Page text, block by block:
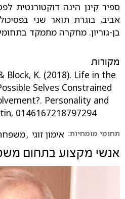
ספיר קינן הינה דוקטורנטית
אביב, בוגרת תואר שני
בן-גוריון. מחקרה מתמקד
מקורות
Block, K. (2018). Life in the
Selves Constrained
Personality and
0146167218797294.‏
תחומי מומחיות: אימון זוגי ,
אנשי מקצוע בתחום